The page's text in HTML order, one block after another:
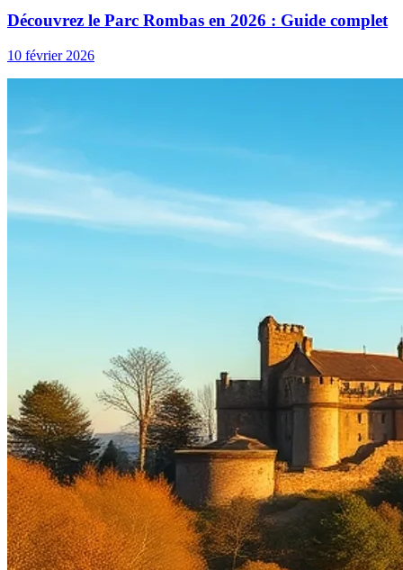
Découvrez le Parc Rombas en 2026 : Guide complet
10 février 2026